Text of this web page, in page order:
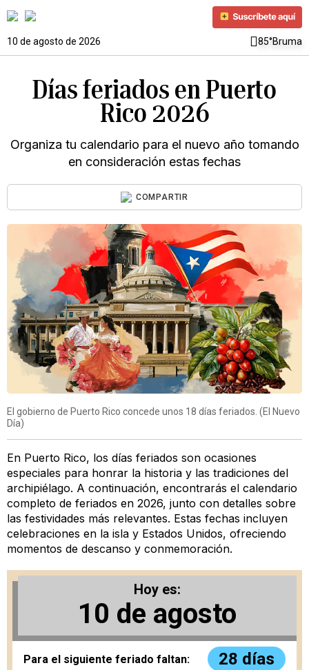
10 de agosto de 2026 85°Bruma
Días feriados en Puerto
Rico 2026
Organiza tu calendario para el nuevo año tomando
en consideración estas fechas
COMPARTIR
El gobierno de Puerto Rico concede unos 18 días feriados. (El Nuevo
Día)
En Puerto Rico, los días feriados son ocasiones
especiales para honrar la historia y las tradiciones del
archipiélago. A continuación, encontrarás el calendario
completo de feriados en 2026, junto con detalles sobre
las festividades más relevantes. Estas fechas incluyen
celebraciones en la isla y Estados Unidos, ofreciendo
momentos de descanso y conmemoración.
Hoy es:
10 de agosto
Para el siguiente feriado faltan: 28 días